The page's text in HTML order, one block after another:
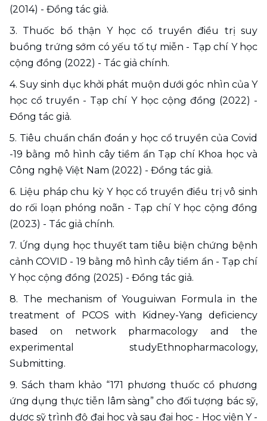
(2014) - Đồng tác giả.
3. Thuốc bổ thận Y học cổ truyền điều trị suy
buồng trứng sớm có yếu tố tự miễn - Tạp chí Y học
cộng đồng (2022) - Tác giả chính.
4. Suy sinh dục khởi phát muộn dưới góc nhìn của Y
học cổ truyền - Tạp chí Y học cộng đồng (2022) -
Đồng tác giả.
5. Tiêu chuẩn chẩn đoán y học cổ truyền của Covid
-19 bằng mô hình cây tiềm ẩn Tạp chí Khoa học và
Công nghệ Việt Nam (2022) - Đồng tác giả.
6. Liệu pháp chu kỳ Y học cổ truyền điều trị vô sinh
do rối loạn phóng noãn - Tạp chí Y học cộng đồng
(2023) - Tác giả chính.
7. Ứng dụng học thuyết tam tiêu biện chứng bệnh
cảnh COVID - 19 bằng mô hình cây tiềm ẩn - Tạp chí
Y học cộng đồng (2025) - Đồng tác giả.
8. The mechanism of Youguiwan Formula in the
treatment of PCOS with Kidney-Yang deficiency
based on network pharmacology and the
experimental studyEthnopharmacology,
Submitting.
9. Sách tham khảo “171 phương thuốc cổ phương
ứng dụng thực tiễn lâm sàng” cho đối tượng bác sỹ,
dược sỹ trình độ đại học và sau đại học - Học viện Y -